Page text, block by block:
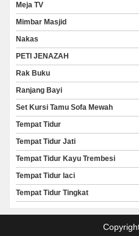
Meja TV
Mimbar Masjid
Nakas
PETI JENAZAH
Rak Buku
Ranjang Bayi
Set Kursi Tamu Sofa Mewah
Tempat Tidur
Tempat Tidur Jati
Tempat Tidur Kayu Trembesi
Tempat Tidur laci
Tempat Tidur Tingkat